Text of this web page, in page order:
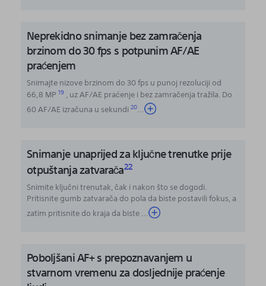
Neprekidno snimanje bez zamračenja
brzinom do 30 fpss potpunim AF/AE
praćenjem
Snimajte nizove brzinom do 30 fps u punoj rezoluciji od
66,8 MP19, uz AF/AE praćenje i bez zamračenja tražila. Do
60 AF/AE izračuna u sekundi20...
Snimanje unaprijed za ključne trenutke prije
otpuštanja zatvarača22
Snimite ključni trenutak, čak i nakon što se dogodi.
Pritisnite gumb zatvarača do pola da biste postavili fokus, a
zatim pritisnite do kraja da biste ...
Poboljšani AF+ s prepoznavanjem u
stvarnom vremenu za dosljednije praćenje